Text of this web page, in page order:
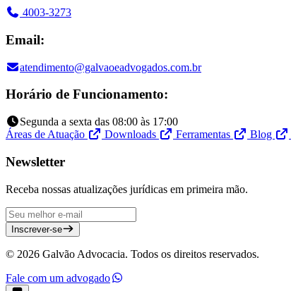
4003-3273
Email:
atendimento@galvaoeadvogados.com.br
Horário de Funcionamento:
Segunda a sexta das 08:00 às 17:00
Áreas de Atuação
Downloads Ferramentas Blog
Newsletter
Receba nossas atualizações jurídicas em primeira mão.
Inscrever-se
© 2026 Galvão Advocacia. Todos os direitos reservados.
Fale com um advogado